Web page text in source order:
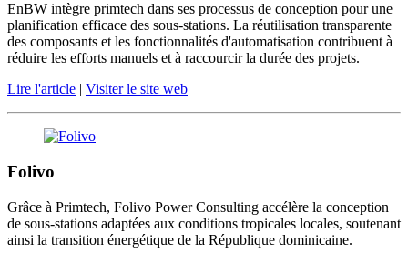
EnBW intègre primtech dans ses processus de conception pour une
planification efficace des sous-stations. La réutilisation transparente
des composants et les fonctionnalités d'automatisation contribuent à
réduire les efforts manuels et à raccourcir la durée des projets.
Lire l'article | Visiter le site web
Folivo
Grâce à Primtech, Folivo Power Consulting accélère la conception
de sous-stations adaptées aux conditions tropicales locales, soutenant
ainsi la transition énergétique de la République dominicaine.